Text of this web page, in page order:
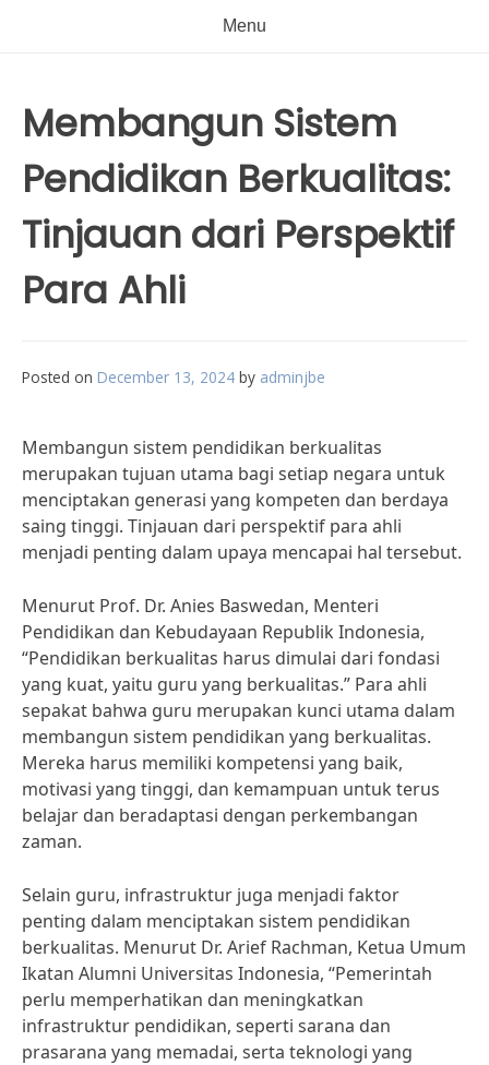
Menu
Membangun Sistem
Pendidikan Berkualitas:
Tinjauan dari Perspektif
Para Ahli
Posted on December 13, 2024 by adminjbe
Membangun sistem pendidikan berkualitas
merupakan tujuan utama bagi setiap negara untuk
menciptakan generasi yang kompeten dan berdaya
saing tinggi. Tinjauan dari perspektif para ahli
menjadi penting dalam upaya mencapai hal tersebut.
Menurut Prof. Dr. Anies Baswedan, Menteri
Pendidikan dan Kebudayaan Republik Indonesia,
“Pendidikan berkualitas harus dimulai dari fondasi
yang kuat, yaitu guru yang berkualitas.” Para ahli
sepakat bahwa guru merupakan kunci utama dalam
membangun sistem pendidikan yang berkualitas.
Mereka harus memiliki kompetensi yang baik,
motivasi yang tinggi, dan kemampuan untuk terus
belajar dan beradaptasi dengan perkembangan
zaman.
Selain guru, infrastruktur juga menjadi faktor
penting dalam menciptakan sistem pendidikan
berkualitas. Menurut Dr. Arief Rachman, Ketua Umum
Ikatan Alumni Universitas Indonesia, “Pemerintah
perlu memperhatikan dan meningkatkan
infrastruktur pendidikan, seperti sarana dan
prasarana yang memadai, serta teknologi yang